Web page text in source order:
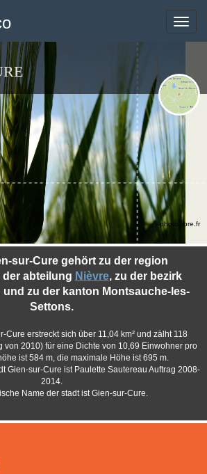
Toggle
sur-Cure gehört zu der region
der abteilung Nièvre, zu der bezirk
zu der kanton Montsauche-les-
Settons.
Cure erstreckt sich über 11,04 km² und zälht 118
von 2010) für eine Dichte von 10,69 Einwohner pro
ist 584 m, die maximale Höhe ist 695 m.
Gien-sur-Cure ist Paulette Sautereau Auftrag 2008-
2014.
Name der stadt ist Gien-sur-Cure.
©photo-libre.fr
Toggle